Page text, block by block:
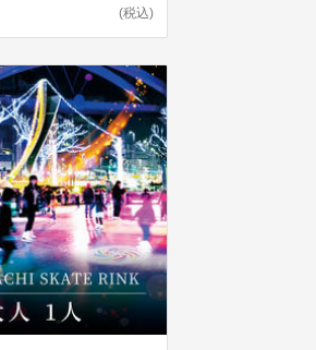
(税込)